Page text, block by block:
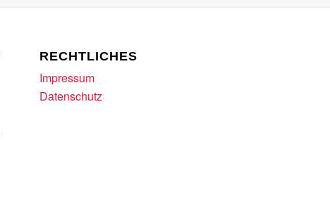
RECHTLICHES
Impressum
Datenschutz